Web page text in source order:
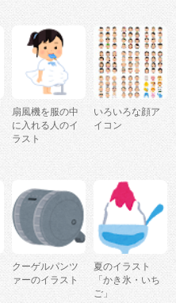
扇風機を服の中
に入れる人のイ
ラスト
いろいろな顔ア
イコン
クーゲルパンツ
ァーのイラスト
夏のイラスト
「かき氷・いち
ご」